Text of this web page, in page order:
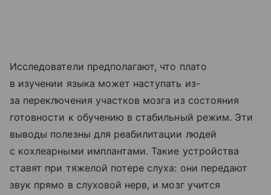
Исследователи предполагают, что плато
в изучении языка может наступать из-
за переключения участков мозга из состояния
готовности к обучению в стабильный режим. Эти
выводы полезны для реабилитации людей
с кохлеарными имплантами. Такие устройства
ставят при тяжелой потере слуха: они передают
звук прямо в слуховой нерв, и мозг учится